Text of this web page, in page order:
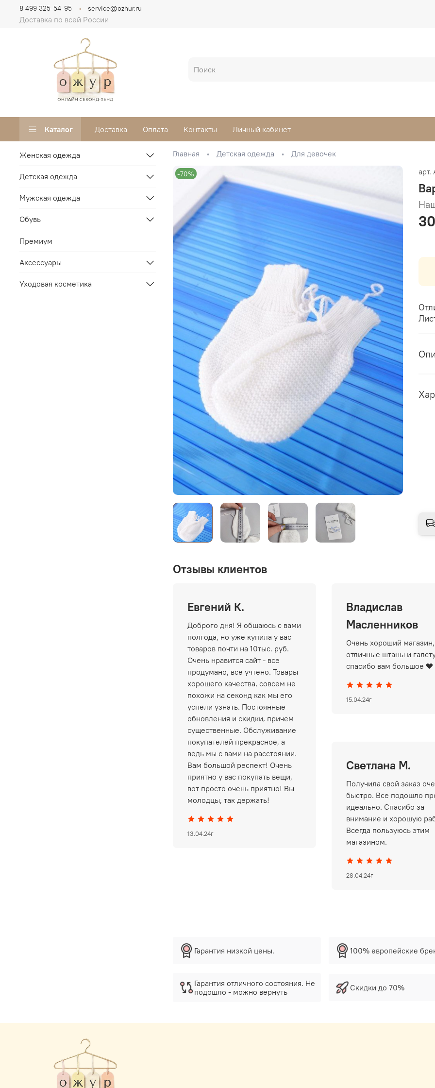
Доставка по всей России
8 499 325-54-95 service@ozhur.ru
Каталог Доставка Оплата Контакты Личный кабинет
Главная Детская одежда Для девочек
-70% арт.
Отзывы клиентов
Евгений К.
Доброго дня! Я общаюсь с вами
полгода, но уже купила у вас
товаров почти на 10тыс. руб.
Очень нравится сайт - все
продумано, все учтено. Товары
хорошего качества, совсем не
похожи на секонд как мы его
успели узнать. Постоянные
обновления и скидки, причем
существенные. Обслуживание
покупателей прекрасное, а
ведь мы с вами на расстоянии.
Вам большой респект! Очень
приятно у вас покупать вещи,
вот просто очень приятно! Вы
молодцы, так держать!
13.04.24г
Владислав
Масленников
Очень хороший
отличные штаны и
спасибо вам большое ❤️
15.04.24г
Светлана М.
Получила свой заказ
быстро. Все подошло
идеально. Спасибо за
внимание и хорошую
Всегда пользуюсь этим
магазином.
28.04.24г
Гарантия низкой цены.
Гарантия отличного состояния. Не
подошло - можно вернуть
100% европейские
Скидки до 70%
Женская одежда
Детская одежда
Мужская одежда
Обувь
Премиум
Аксессуары
Уходовая косметика